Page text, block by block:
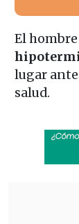
El
lugar
salud.